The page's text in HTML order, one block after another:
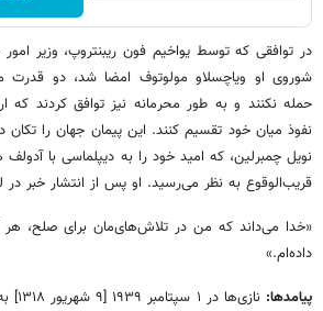
در توافقی که توسط یواخیم فون ریبنتروپ، وزیر
شوروی او ویاچسلاو مولوتوف امضا شد، دو قدرت
حمله نکنند و به ‌طور محرمانه نیز توافق کردند که
نفوذ میان خود تقسیم کنند. این پیمان جهان را تکان
نویل چمبرلین، که امید خود را به دیپلماسی با
قریب‌الوقوع به نظر می‌رسید. او پس از انتشار خبر
«خدا می‌داند که من در تلاش‌های‌مان برای صلح، هر
داده‌ام.»
پیامدها: